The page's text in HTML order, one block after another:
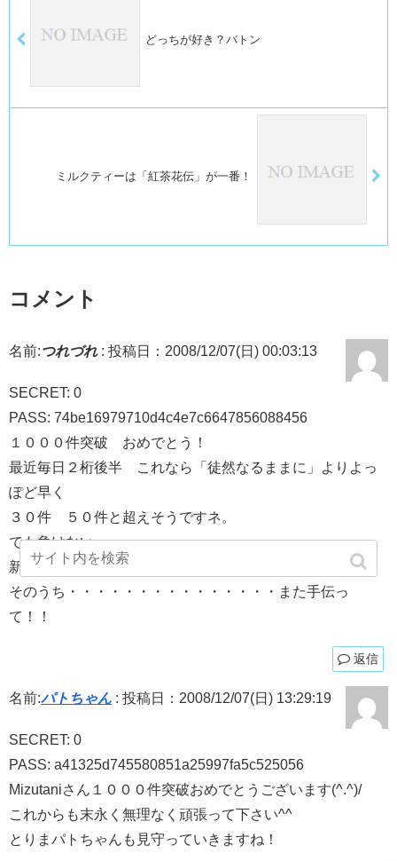
どっちが好き？バトン
ミルクティーは「紅茶花伝」が一番！
コメント
名前:つれづれ: 投稿日：2008/12/07(日) 00:03:13
SECRET: 0
PASS: 74be16979710d4c4e7c6647856088456
１０００件突破 おめでとう！
最近毎日２桁後半 これなら「徒然なるままに」よりよっ
ぽど早く
３０件 ５０件と超えそうですネ。
でも負けない。
新たな手を考え中。
そのうち・・・・・・・・・・・・・・・また手伝っ
て！！
返信
名前:パトちゃん : 投稿日：2008/12/07(日) 13:29:19
SECRET: 0
PASS: a41325d745580851a25997fa5c525056
Mizutaniさん１０００件突破おめでとうございます(^.^)/
これからも末永く無理なく頑張って下さい^^
とりまパトちゃんも見守っていきますね！